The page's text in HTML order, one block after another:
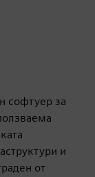
софтуер за
и
от